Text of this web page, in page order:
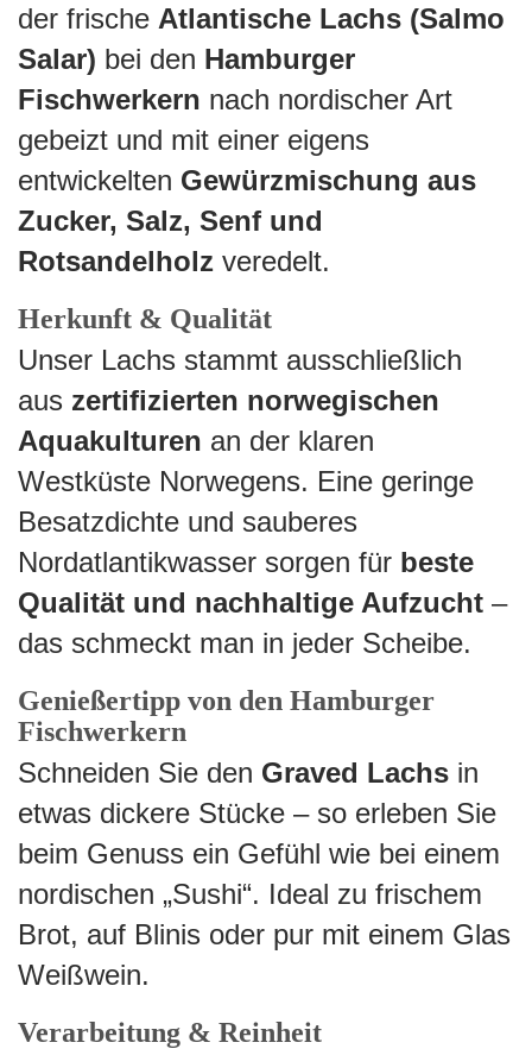
der frische Atlantische Lachs (Salmo
Salar) bei den Hamburger
Fischwerkern nach nordischer Art
gebeizt und mit einer eigens
entwickelten Gewürzmischung aus
Zucker, Salz, Senf und
Rotsandelholz veredelt.
Herkunft & Qualität
Unser Lachs stammt ausschließlich
aus zertifizierten norwegischen
Aquakulturen an der klaren
Westküste Norwegens. Eine geringe
Besatzdichte und sauberes
Nordatlantikwasser sorgen für beste
Qualität und nachhaltige Aufzucht –
das schmeckt man in jeder Scheibe.
Genießertipp von den Hamburger
Fischwerkern
Schneiden Sie den Graved Lachs in
etwas dickere Stücke – so erleben Sie
beim Genuss ein Gefühl wie bei einem
nordischen „Sushi“. Ideal zu frischem
Brot, auf Blinis oder pur mit einem Glas
Weißwein.
Verarbeitung & Reinheit